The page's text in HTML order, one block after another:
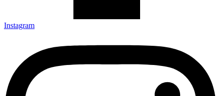
Instagram